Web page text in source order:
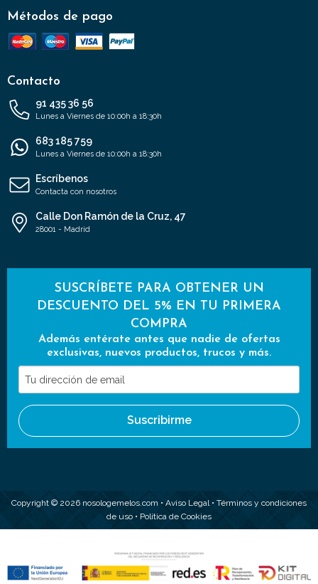
Métodos de pago
Contacto
91 435 36 56
Lunes a Viernes de 10:00h a 18:30h
683 185 759
Lunes a Viernes de 10:00h a 18:30h
Escríbenos
Contacta con nosotros
Calle Don Ramón de la Cruz, 47
28001 - Madrid
SUSCRÍBETE PARA OBTENER UN
DESCUENTO DEL 5% EN TU PRIMERA
COMPRA
Además entérate antes que nadie de ofertas
exclusivas, nuevos productos, trucos y más.
Tu
dirección
de
email
Suscribirme
Copyright © 2026 nosologemelos.com • Aviso Legal• Términos y condiciones
de uso • Política de Cookies